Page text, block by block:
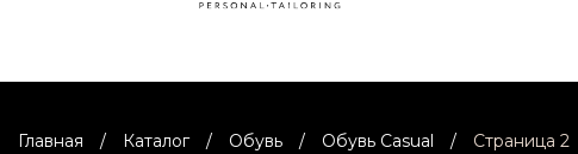
Главная / Каталог / Обувь / Обувь Casual / Страница 2